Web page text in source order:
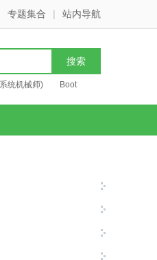
专题集合 | 站内导航
统机械师) Boot